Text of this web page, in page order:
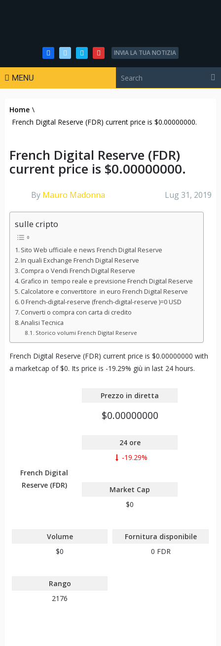
INVIA LA TUA NOTIZIA
MENU
Home \
French Digital Reserve (FDR) current price is $0.00000000.
French Digital Reserve (FDR)
current price is $0.00000000.
By Mauro Madonna Lug 31, 2019
sulle cripto
Sito Web ufficiale e news French Digital Reserve
In quali Exchange French Digital Reserve
Compra o Vendi French Digital Reserve
Grafico in tempo reale e previsione French Digital Reserve
Calcolatore e convertitore in euro French Digital Reserve
0 French-digital-reserve (french-digital-reserve )=0 USD
Converti o compra con carta di credito
Analisi Tecnica
Storico volumi French Digital Reserve
French Digital Reserve (FDR) current price is $0.00000000 with
a marketcap of $0. Its price is -19.29% giù in last 24 hours.
French Digital
Reserve (FDR)
Prezzo in diretta
$0.00000000
24 ore
-19.29%
Market Cap
$0
Volume
$0
Fornitura disponibile
0 FDR
Rango
2176